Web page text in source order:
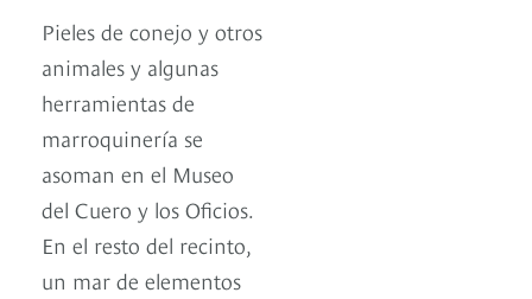
Pieles de conejo y otros
animales y algunas
herramientas de
marroquinería se
asoman en el Museo
del Cuero y los Oficios.
En el resto del recinto,
un mar de elementos